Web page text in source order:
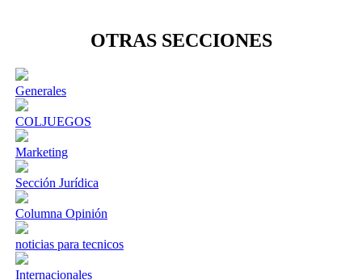
OTRAS SECCIONES
Generales
COLJUEGOS
Marketing
Sección Jurídica
Columna Opinión
noticias para tecnicos
Internacionales